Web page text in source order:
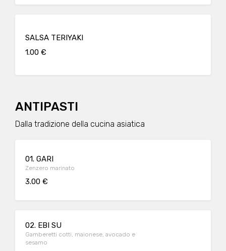
SALSA TERIYAKI
1.00 €
ANTIPASTI
Dalla tradizione della cucina asiatica
01. GARI
Zenzero marinato
3.00 €
02. EBI SU
Gamberetti cotti, maionese, avocado e
sesamo